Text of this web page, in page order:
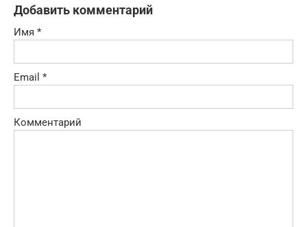
Добавить комментарий
Имя *
Email *
Комментарий